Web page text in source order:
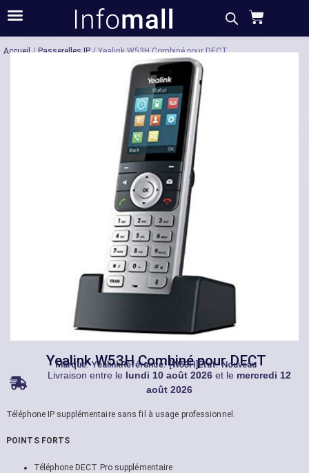
Acheter Description Caractéristiques
Accueil/Passerelles IP/ Yealink W53H Combiné pour DECT
Yealink W53H Combiné pour DECT
Marque:YealinkRéférance: [W53H] État: Nouveau
Livraison entre le lundi 10 août 2026et le mercredi 12
août 2026
Téléphone IP supplémentaire sans fil à usage professionnel.
POINTS FORTS
Téléphone DECT Pro supplémentaire